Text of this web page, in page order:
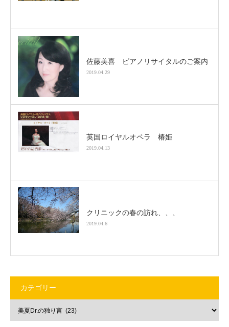
佐藤美喜 ピアノリサイタルのご案内
2019.04.29
英国ロイヤルオペラ 椿姫
2019.04.13
クリニックの春の訪れ、、、
2019.04.6
カテゴリー